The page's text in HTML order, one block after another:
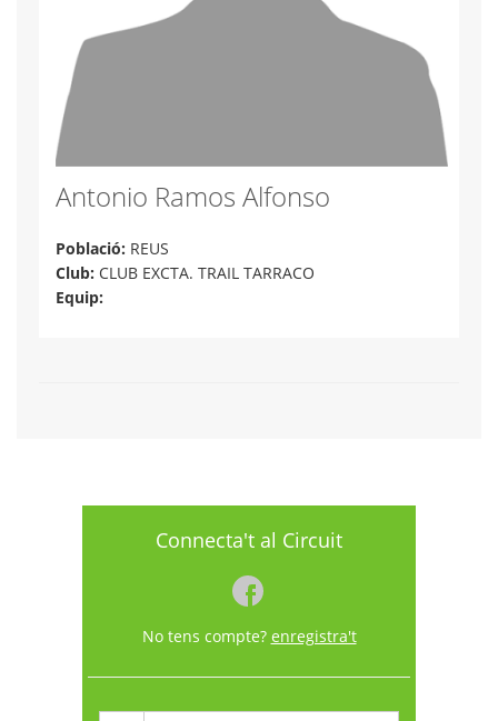
Antonio Ramos Alfonso
Població: REUS
Club: CLUB EXCTA. TRAIL TARRACO
Equip:
Connecta't al Circuit
No tens compte? enregistra't